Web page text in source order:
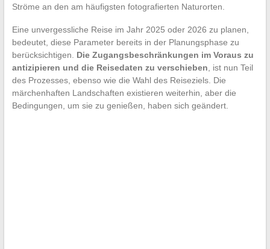
Ströme an den am häufigsten fotografierten Naturorten.
Eine unvergessliche Reise im Jahr 2025 oder 2026 zu planen,
bedeutet, diese Parameter bereits in der Planungsphase zu
berücksichtigen. Die Zugangsbeschränkungen im Voraus zu
antizipieren und die Reisedaten zu verschieben, ist nun Teil
des Prozesses, ebenso wie die Wahl des Reiseziels. Die
märchenhaften Landschaften existieren weiterhin, aber die
Bedingungen, um sie zu genießen, haben sich geändert.